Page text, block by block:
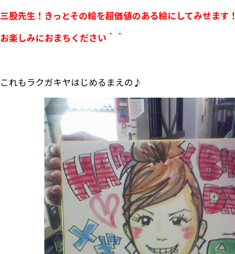
三股先生！きっとその絵を超価値のある絵にしてみせます！
お楽しみにおまちください＾＾
これもラクガキヤはじめるまえの♪